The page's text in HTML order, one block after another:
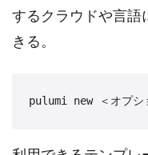
するクラウドや言語
きる。